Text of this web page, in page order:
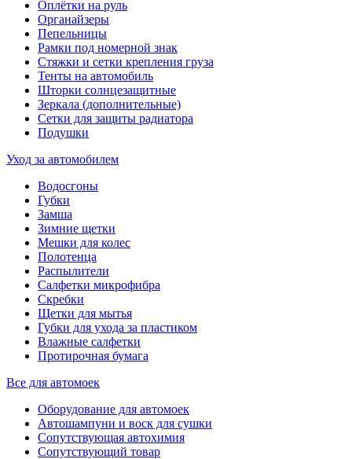
Оплётки на руль
Органайзеры
Пепельницы
Рамки под номерной знак
Стяжки и сетки крепления груза
Тенты на автомобиль
Шторки солнцезащитные
Зеркала (дополнительные)
Сетки для защиты радиатора
Подушки
Уход за автомобилем
Водосгоны
Губки
Замша
Зимние щетки
Мешки для колес
Полотенца
Распылители
Салфетки микрофибра
Скребки
Щетки для мытья
Губки для ухода за пластиком
Влажные салфетки
Протирочная бумага
Все для автомоек
Оборудование для автомоек
Автошампуни и воск для сушки
Сопутствующая автохимия
Сопутствующий товар